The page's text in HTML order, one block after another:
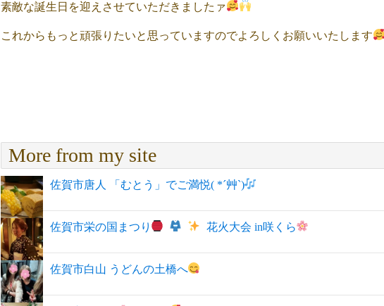
素敵な誕生日を迎えさせていただきましたァ
これからもっと頑張りたいと思っていますのでよろしくお願いいたします
More from my site
佐賀市唐人 「むとう」でご満悦( *´艸`)
佐賀市栄の国まつり 花火大会 in咲くら
佐賀市白山 うどんの土橋へ